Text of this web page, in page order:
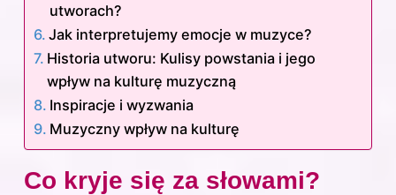
utworach?
Jak interpretujemy emocje w muzyce?
Historia utworu: Kulisy powstania i jego
wpływ na kulturę muzyczną
Inspiracje i wyzwania
Muzyczny wpływ na kulturę
Co kryje się za słowami?